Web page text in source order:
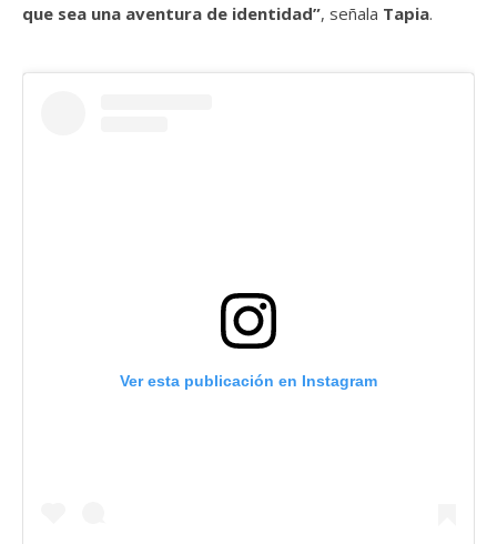
que sea una aventura de identidad”, señala Tapia.
Ver esta publicación en Instagram